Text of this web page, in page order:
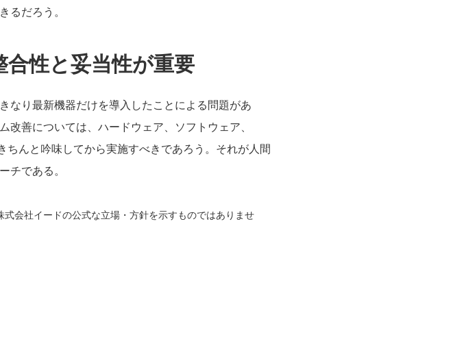
るだろう。
性と妥当性が重要
なり最新機器だけを導入したことによる問題があ
善については、ハードウェア、ソフトウェア、
んと吟味してから実施すべきであろう。それが人間
チである。
会社イードの公式な立場・方針を示すものではありませ